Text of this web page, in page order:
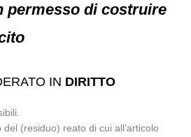
permesso di costruire
IN DIRITTO
(residuo) reato di cui all’articolo